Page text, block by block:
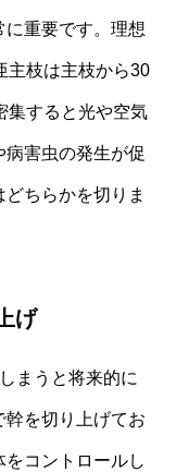
に重要です。理想
主枝は主枝から30
集すると光や空気
害虫の発生が促
ちらかを切りま
げ
まうと将来的に
を切り上げてお
をコントロールし